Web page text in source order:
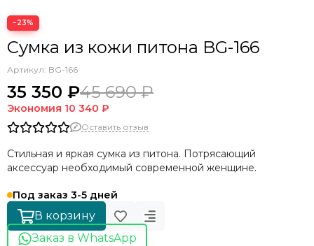
−23%
Сумка из кожи питона BG-166
Артикул: BG-166
35 350 ₽45 690 ₽
Экономия 10 340 ₽
Оставить отзыв
Стильная и яркая сумка из питона. Потрясающий
аксессуар необходимый современной женщине.
Под заказ 3-5 дней
В корзину
Заказ в WhatsApp